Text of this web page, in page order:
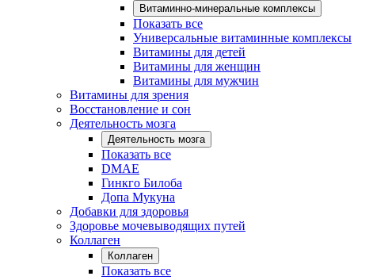
Витаминно-минеральные комплексы
Показать все
Универсальные витаминные комплексы
Витамины для детей
Витамины для женщин
Витамины для мужчин
Витамины для зрения
Восстановление и сон
Деятельность мозга
Деятельность мозга
Показать все
DMAE
Гинкго Билоба
Допа Мукуна
Добавки для здоровья
Здоровье мочевыводящих путей
Коллаген
Коллаген
Показать все